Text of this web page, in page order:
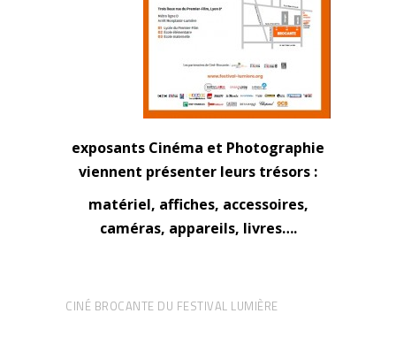
exposants Cinéma et Photographie
viennent présenter leurs trésors :
matériel, affiches, accessoires,
caméras, appareils, livres….
CINÉ BROCANTE DU FESTIVAL LUMIÈRE